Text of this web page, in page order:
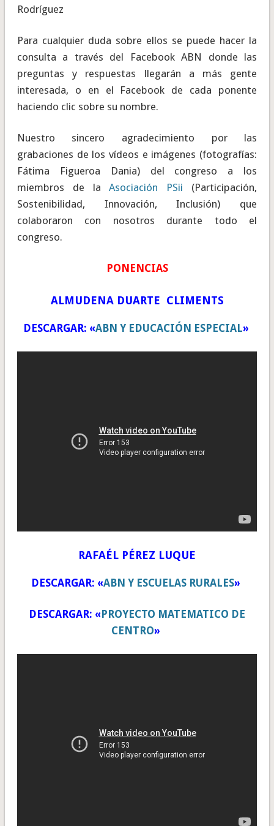
Rodríguez
Para cualquier duda sobre ellos se puede hacer la
consulta a través del Facebook ABN donde las
preguntas y respuestas llegarán a más gente
interesada, o en el Facebook de cada ponente
haciendo clic sobre su nombre.
Nuestro sincero agradecimiento por las
grabaciones de los vídeos e imágenes (fotografías:
Fátima Figueroa Dania) del congreso a los
miembros de laAsociación PSii (Participación,
Sostenibilidad, Innovación, Inclusión) que
colaboraron con nosotros durante todo el
congreso.
PONENCIAS
ALMUDENA DUARTE CLIMENTS
DESCARGAR: «ABN Y EDUCACIÓN ESPECIAL»
RAFAÉL PÉREZ LUQUE
DESCARGAR: «ABN Y ESCUELAS RURALES»
DESCARGAR: « PROYECTO MATEMATICO DE
CENTRO»